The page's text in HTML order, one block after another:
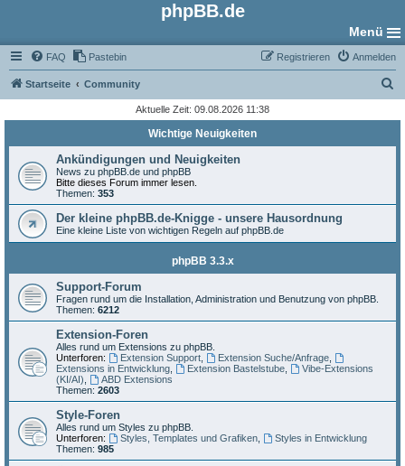
phpBB.de
Menü
FAQ Pastebin Anmelden
Registrieren
Startseite Community
h
Aktuelle Zeit: 09.08.2026 11:38
Wichtige Neuigkeiten
Ankündigungen und Neuigkeiten
News zu phpBB.de und phpBB
Bitte dieses Forum immer lesen.
Themen: 353
Der kleine phpBB.de-Knigge - unsere Hausordnung
Eine kleine Liste von wichtigen Regeln auf phpBB.de
phpBB 3.3.x
Support-Forum
Fragen rund um die Installation, Administration und Benutzung von phpBB.
Themen: 6212
Extension-Foren
Alles rund um Extensions zu phpBB.
Unterforen:
Extension Support, Extension Suche/Anfrage,
Extensions in Entwicklung
Extension Bastelstube,
Vibe-Extensions
(KI/AI)
ABD Extensions
Themen: 2603
Style-Foren
Alles rund um Styles zu phpBB.
Unterforen:
Styles, Templates und Grafiken,
Styles in Entwicklung
Themen: 985